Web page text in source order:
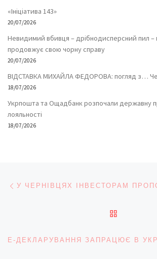
«Ініціатива 143»
20/07/2026
Невидимий вбивця – дрібнодисперсний пил –
продовжує свою чорну справу
20/07/2026
ВІДСТАВКА МИХАЙЛА ФЕДОРОВА: погляд з…
18/07/2026
Укрпошта та Ощадбанк розпочали державну
лояльності
18/07/2026
Навігація записів